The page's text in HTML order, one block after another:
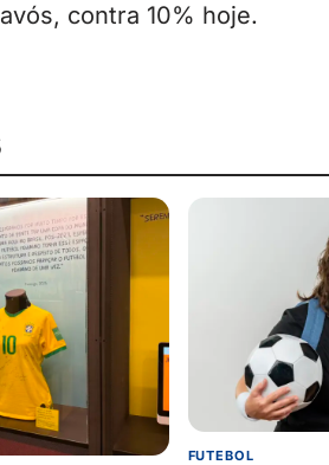
contra 10% hoje.
FUTEBOL